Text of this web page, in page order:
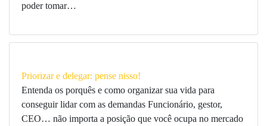
poder tomar…
Priorizar e delegar: pense nisso!
Entenda os porquês e como organizar sua vida para
conseguir lidar com as demandas Funcionário, gestor,
CEO… não importa a posição que você ocupa no mercado